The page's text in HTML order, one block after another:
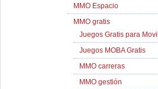
MMO Espacio
MMO gratis
Juegos Gratis para Movil
Juegos MOBA Gratis
MMO carreras
MMO gestión